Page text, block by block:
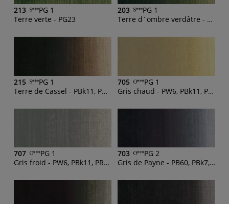
213
PG 1
Terre verte - PG23
203
PG 1
Terre d´ombre verdâtre - PY83, PBk7, PB60
215
PG 1
Terre de Cassel - PBk11, PR101
705
PG 1
Gris chaud - PW6, PBk11, PR101, PY42
707
PG 1
Gris froid - PW6, PBk11, PR101, PY43
703
PG 2
Gris de Payne - PB60, PBk7, PV19